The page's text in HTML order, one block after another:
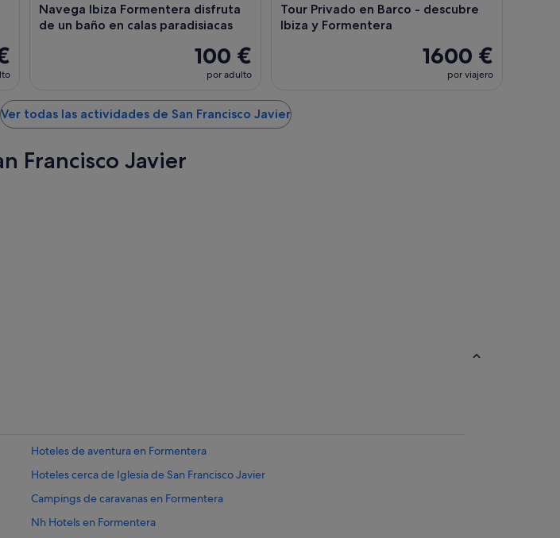
Navega Ibiza Formentera disfruta
de un baño en calas paradisiacas
100 €
por adulto
Tour Privado en Barco - descubre
Ibiza y Formentera
1600 €
por viajero
Ver todas las actividades de San Francisco Javier
Francisco Javier
Hoteles de aventura en Formentera
Hoteles cerca de Iglesia de San Francisco Javier
Campings de caravanas en Formentera
Nh Hotels en Formentera